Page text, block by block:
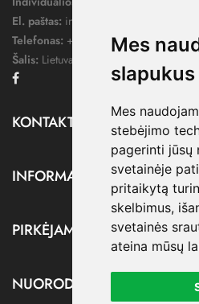
Mes
slapukus
Mes
stebėjimo
pagerinti jūsų
svetainėje
pritaikytą
skelbimus,
svetainės
ateina mūsų
El. paštas: info@dressify.lt
Telefonas: +370 676 78578
Šalis: Lietuva
KONTAKTAI
INFORMACIJA
PIRKĖJAMS
NUORODOS